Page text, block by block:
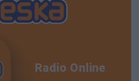
Radio Online